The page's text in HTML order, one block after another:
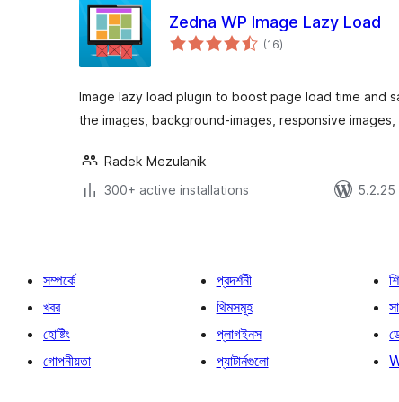
Zedna WP Image Lazy Load
(16total
ratings
)
Image lazy load plugin to boost page load time and
the images, background-images, responsive
Radek Mezulanik
300+ active installations
5.2.25
সম্পর্কে
খবর
হোষ্টিং
গোপনীয়তা
প্রদর্শনী
থিমসমূহ
প্লাগইনস
প্যাটার্নগুলো